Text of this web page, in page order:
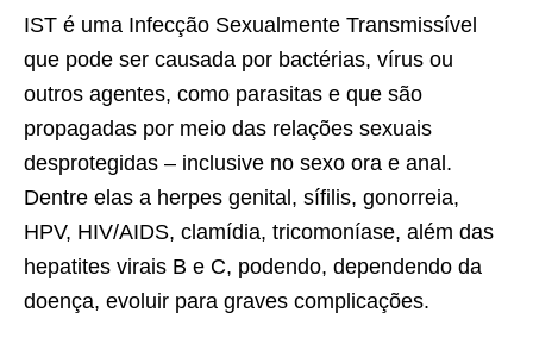
IST é uma Infecção Sexualmente Transmissível
que pode ser causada por bactérias, vírus ou
outros agentes, como parasitas e que são
propagadas por meio das relações sexuais
desprotegidas – inclusive no sexo ora e anal.
Dentre elas a herpes genital, sífilis, gonorreia,
HPV, HIV/AIDS, clamídia, tricomoníase, além das
hepatites virais B e C, podendo, dependendo da
doença, evoluir para graves complicações.